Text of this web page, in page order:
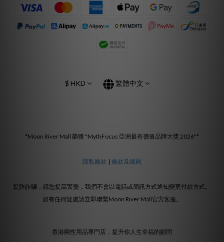
$ HKD 繁體中文
*Moon River Mall 榮獲 "MythFocus 亞洲最有價值品牌大獎 2026"*
隱私條款 | 條款及細則
提防詐騙，請您提高警覺，我們不會以電話或簡訊方式通知變更付款方式。
如有任何疑慮請立即聯繫Moon River Mall官方客服。
香港兩性用品專門店，提升你人生幸福的顧問